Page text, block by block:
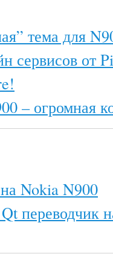
тема для
сервисов от
– огромная
Nokia N900
переводчик